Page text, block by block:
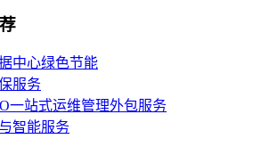
中心绿色节能
服务
一站式运维管理外包服务
智能服务